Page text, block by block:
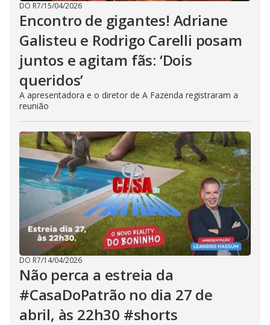
DO R7/15/04/2026
Encontro de gigantes! Adriane
Galisteu e Rodrigo Carelli posam
juntos e agitam fãs: ‘Dois
queridos’
A apresentadora e o diretor de A Fazenda registraram a
reunião
DO R7/14/04/2026
Não perca a estreia da
#CasaDoPatrão no dia 27 de
abril, às 22h30 #shorts